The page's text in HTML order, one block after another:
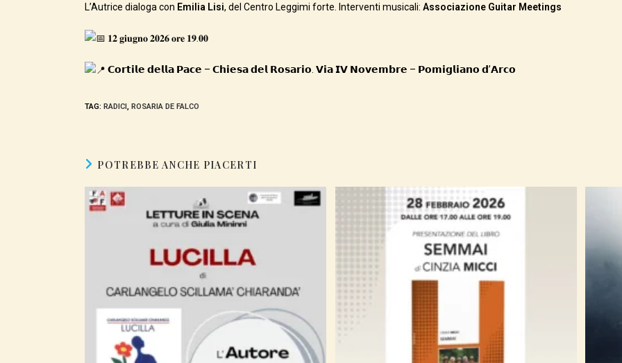
L’Autrice dialoga con Emilia Lisi, del Centro Leggimi forte. Interventi musicali: Associazione Guitar Meetings
𝟏𝟐 𝐠𝐢𝐮𝐠𝐧𝐨 𝟐𝟎𝟐𝟔 𝐨𝐫𝐞 𝟏𝟗.𝟎𝟎
𝗖𝗼𝗿𝘁𝗶𝗹𝗲 𝗱𝗲𝗹𝗹𝗮 𝗣𝗮𝗰𝗲 – 𝗖𝗵𝗶𝗲𝘀𝗮 𝗱𝗲𝗹 𝗥𝗼𝘀𝗮𝗿𝗶𝗼. 𝗩𝗶𝗮 𝗜𝗩 𝗡𝗼𝘃𝗲𝗺𝗯𝗿𝗲 – 𝗣𝗼𝗺𝗶𝗴𝗹𝗶𝗮𝗻𝗼 𝗱’𝗔𝗿𝗰𝗼
TAG: RADICI , ROSARIA DE FALCO
POTREBBE ANCHE PIACERTI